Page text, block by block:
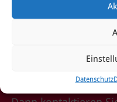
Datenschutz
zur nächsten
Sie haben Fragen?